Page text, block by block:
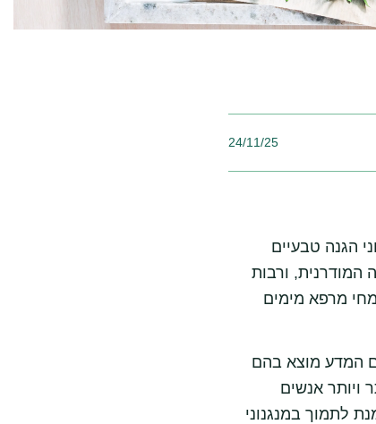
24/11/25
הגנה טבעיים
המודרנית, ורבות
מרפא מימים
המדע מוצא בהם
ויותר אנשים
לתמוך במנגנוני